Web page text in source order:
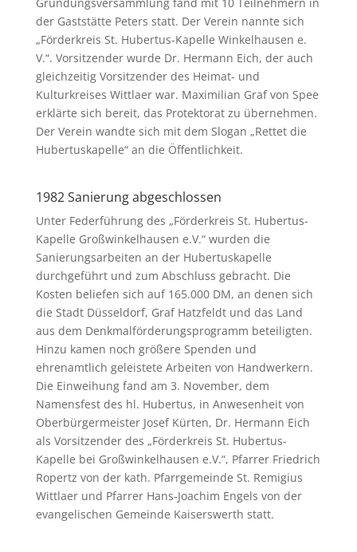
der Gaststätte Peters statt. Der Verein nannte sich
„Förderkreis St. Hubertus-Kapelle Winkelhausen e.
V.“. Vorsitzender wurde Dr. Hermann Eich, der auch
gleichzeitig Vorsitzender des Heimat- und
Kulturkreises Wittlaer war. Maximilian Graf von Spee
erklärte sich bereit, das Protektorat zu übernehmen.
Der Verein wandte sich mit dem Slogan „Rettet die
Hubertuskapelle“ an die Öffentlichkeit.
1982 Sanierung abgeschlossen
Unter Federführung des „Förderkreis St. Hubertus-
Kapelle Großwinkelhausen e.V.“ wurden die
Sanierungsarbeiten an der Hubertuskapelle
durchgeführt und zum Abschluss gebracht. Die
Kosten beliefen sich auf 165.000 DM, an denen sich
die Stadt Düsseldorf, Graf Hatzfeldt und das Land
aus dem Denkmalförderungsprogramm beteiligten.
Hinzu kamen noch größere Spenden und
ehrenamtlich geleistete Arbeiten von Handwerkern.
Die Einweihung fand am 3. November, dem
Namensfest des hl. Hubertus, in Anwesenheit von
Oberbürgermeister Josef Kürten, Dr. Hermann Eich
als Vorsitzender des „Förderkreis St. Hubertus-
Kapelle bei Großwinkelhausen e.V.“, Pfarrer Friedrich
Ropertz von der kath. Pfarrgemeinde St. Remigius
Wittlaer und Pfarrer Hans-Joachim Engels von der
evangelischen Gemeinde Kaiserswerth statt.